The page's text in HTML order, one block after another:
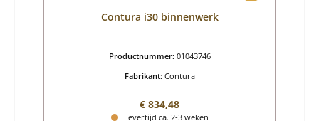
Contura i30 binnenwerk
Productnummer: 01043746
Fabrikant: Contura
Normale prijs:
€ 834,48
Levertijd ca. 2-3 weken